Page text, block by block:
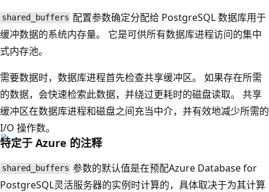
shared_buffers 配置参数确定分配给 PostgreSQL 数据库用于
缓冲数据的系统内存量。 它是可供所有数据库进程访问的集中
式内存池。
需要数据时，数据库进程首先检查共享缓冲区。 如果存在所需
的数据，会快速检索此数据，并绕过更耗时的磁盘读取。 共享
缓冲区在数据库进程和磁盘之间充当中介，并有效地减少所需的
I/O 操作数。
特定于 Azure 的注释
shared_buffers 参数的默认值是在预配Azure Database for
PostgreSQL灵活服务器的实例时计算的，具体取决于为其计算